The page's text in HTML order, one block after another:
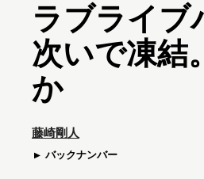
ラブライブ
次いで凍結
か
藤崎剛人
バックナンバー